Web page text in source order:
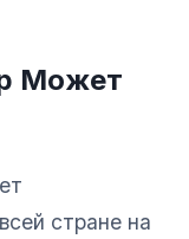
Может
стране на